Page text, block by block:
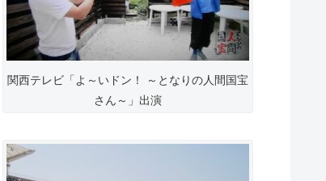
関西テレビ「よ～いドン！ ～となりの人間国宝
さん～」出演